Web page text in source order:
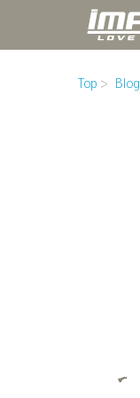
Top Blog